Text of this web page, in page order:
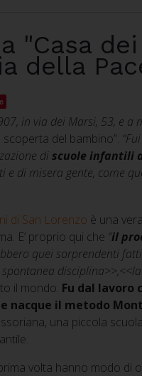
"Casa
della
in via dei Marsi, 53, e
scoperta del bambino”.
discuole infantili
di misera gente, come
di San Lorenzo è una
E’ proprio qui che “il
quei sorprendenti
il mondo. Fu dal lavoro
nacque il metodo
una piccola
volta hanno modo di